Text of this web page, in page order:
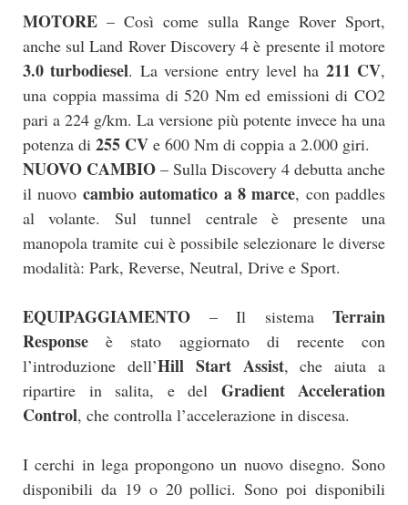
MOTORE – Così come sulla Range Rover Sport,
anche sul Land Rover Discovery 4 è presente il motore
3.0 turbodiesel. La versione entry level ha 211 CV,
una coppia massima di 520 Nm ed emissioni di CO2
pari a 224 g/km. La versione più potente invece ha una
potenza di 255 CV e 600 Nm di coppia a 2.000 giri.
NUOVO CAMBIO – Sulla Discovery 4 debutta anche
il nuovo cambio automatico a 8 marce, con paddles
al volante. Sul tunnel centrale è presente una
manopola tramite cui è possibile selezionare le diverse
modalità: Park, Reverse, Neutral, Drive e Sport.
EQUIPAGGIAMENTO – Il sistema Terrain
Response è stato aggiornato di recente con
l’introduzione dell’Hill Start Assist, che aiuta a
ripartire in salita, e del Gradient Acceleration
Control, che controlla l’accelerazione in discesa.
I cerchi in lega propongono un nuovo disegno. Sono
disponibili da 19 o 20 pollici. Sono poi disponibili